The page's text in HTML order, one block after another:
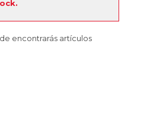
encontrarás artículos